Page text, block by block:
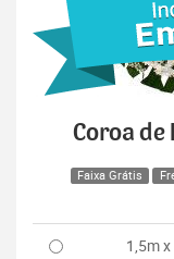
Coroa de
Faixa Grátis
1,5m